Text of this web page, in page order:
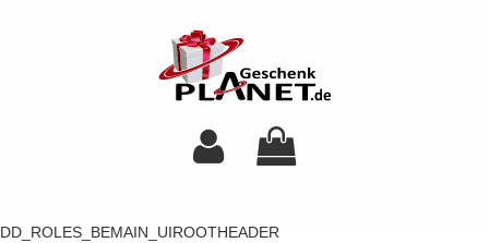
DD_ROLES_BEMAIN_UIROOTHEADER